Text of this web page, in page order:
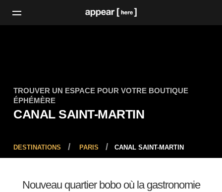
TROUVER UN ESPACE POUR VOTRE BOUTIQUE
ÉPHÉMÈRE
CANAL SAINT-MARTIN
DESTINATIONS PARIS CANAL SAINT-MARTIN
Nouveau quartier bobo où la gastronomie